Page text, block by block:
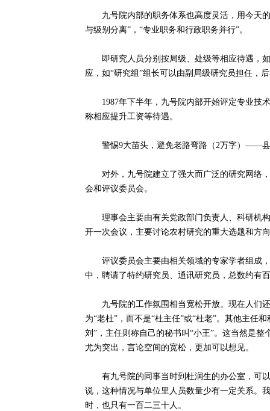
九号院内部的职务体系也高度灵活，用今天的
与级别分离”，“专业职务和行政职务并行”。
即研究人员分别按局级、处级等相应待遇，如
应，如“研究组”组长可以由副局级研究员担任，
1987年下半年，九号院内部开始评定专业技
称相应提升工资等待遇。
警惕9大苗头，避免老路弯路（2万字）——县
对外，九号院建立了强大而广泛的研究网络，
会和评议委员会。
理事会主要由有关党政部门负责人、科研机构
开一次会议，主要讨论农村研究的重大选题和方
评议委员会主要由相关领域的专家学者组成，
中，聘请了特约研究员、通讯研究员，总数约有
九号院的工作氛围相当宽松开放。现在人们还
为“老杜”，而不是“杜主任”或“杜老”。其他主任
刘”，主任则称自己的秘书叫“小王”。这当然是
尤为突出，言论空间的宽松，更加可以想见。
有九号院的同事当时到杜润生的办公室，可以
说，这种情况与单位里人员数量少有一定关系。
时，也只有一百二三十人。